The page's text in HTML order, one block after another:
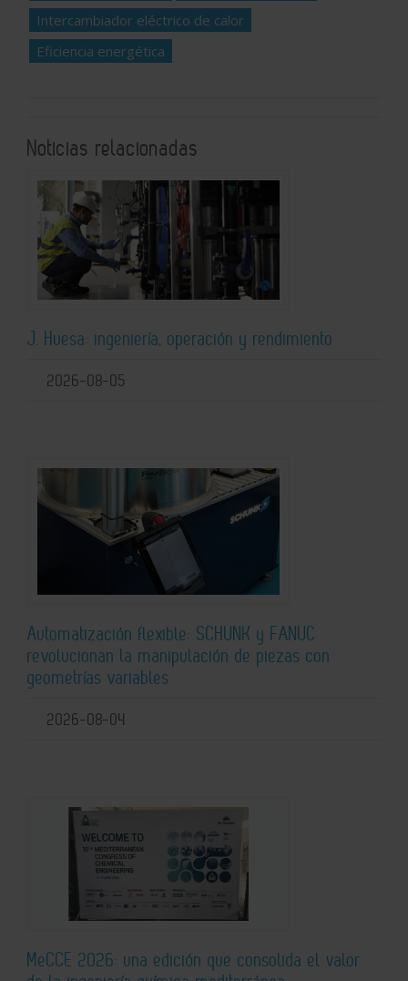
Intercambiador eléctrico de calor
Eficiencia energética
Noticias relacionadas
J. Huesa: ingeniería, operación y rendimiento
2026-08-05
Automatización flexible: SCHUNK y FANUC
revolucionan la manipulación de piezas con
geometrías variables
2026-08-04
MeCCE 2026: una edición que consolida el valor